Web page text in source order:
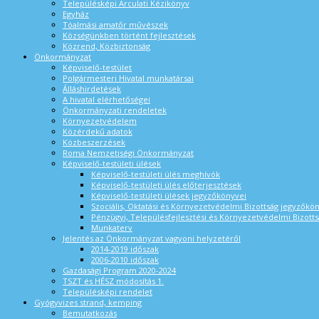
Településképi Arculati Kézikönyv
Egyház
Tóalmási amatőr művészek
Községünkben történt fejlesztések
Közrend, Közbiztonság
Önkormányzat
Képviselő-testület
Polgármesteri Hivatal munkatársai
Álláshirdetések
A hivatal elérhetőségei
Önkormányzati rendeletek
Környezetvédelem
Közérdekű adatok
Közbeszerzések
Roma Nemzetiségi Önkormányzat
Képviselő-testületi ülések
Képviselő-testületi ülés meghívók
Képviselő-testületi ülés előterjesztések
Képviselő-testületi ülések jegyzőkönyvei
Szociális, Oktatási és Környezetvédelmi Bizottság
Pénzügyi, Településfejlesztési és Környezetvédelmi
Munkaterv
Jelentés az Önkormányzat vagyoni helyzetéről
2014-2019 időszak
2006-2010 időszak
Gazdasági Program 2020-2024
TSZT és HÉSZ módosítás 1.
Településképi rendelet
Gyógyvizes strand, kemping
Bemutatkozás